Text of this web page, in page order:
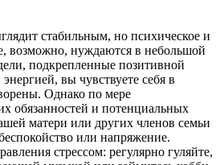
стабильным, но психическое и
возможно, нуждаются в небольшой
подкрепленные позитивной
вы чувствуете себя в
Однако по мере
обязанностей и потенциальных
матери или других членов семьи
или напряжение.
стрессом: регулярно гуляйте,